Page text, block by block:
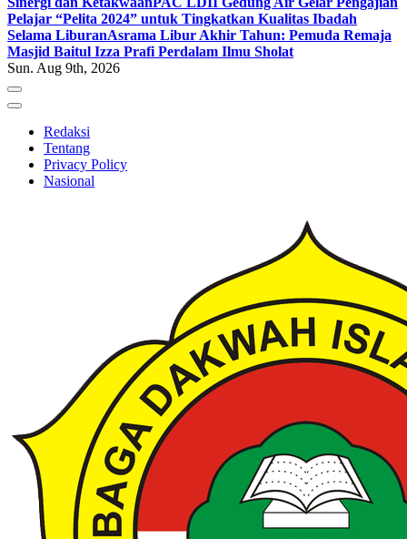
Pelajar “Pelita 2024” untuk Tingkatkan Kualitas Ibadah
Selama LiburanAsrama Libur Akhir Tahun: Pemuda Remaja
Masjid Baitul Izza Prafi Perdalam Ilmu Sholat
Sun. Aug 9th, 2026
Redaksi
Tentang
Privacy Policy
Nasional